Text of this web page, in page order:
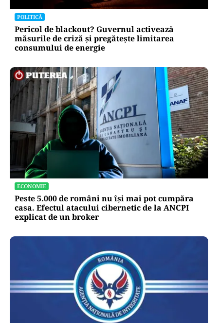
POLITICĂ
Pericol de blackout? Guvernul activează
măsurile de criză și pregătește limitarea
consumului de energie
ECONOMIE
Peste 5.000 de români nu își mai pot cumpăra
casa. Efectul atacului cibernetic de la ANCPI
explicat de un broker